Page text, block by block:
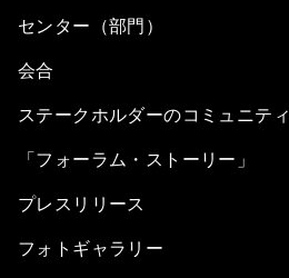
センター（部門）
会合
ステークホルダーのコミュニティ
「フォーラム・ストーリー」
プレスリリース
フォトギャラリー